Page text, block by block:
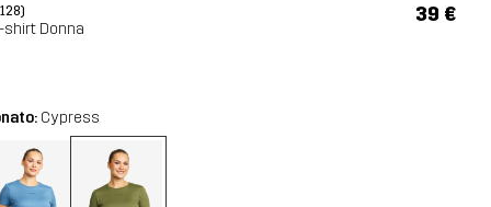
shirt Donna
39 €
Cypress